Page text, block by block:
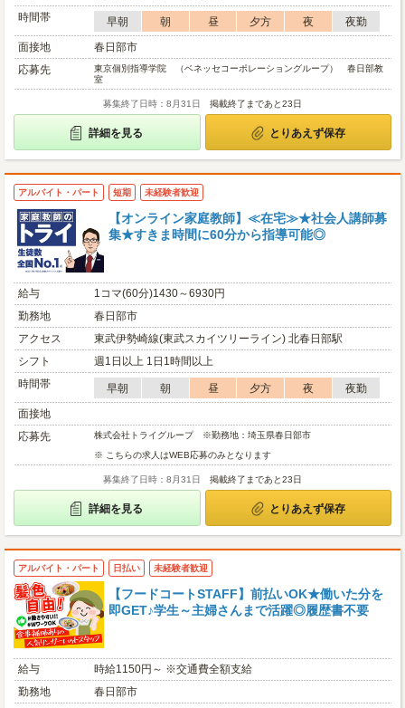
時間帯
早朝 朝 昼 夕方 夜
夜勤
面接地
春日部市
応募先
東京個別指導学院 （ベネッセコーポレーショングループ） 春日部教
室
募集終了日時：8月31日 掲載終了まであと23日
詳細を見る とりあえず保存
アルバイト・パート 短期 未経験者歓迎
【オンライン家庭教師】≪在宅≫★社会人講師募
集★すきま時間に60分から指導可能◎
給与
1コマ(60分)1430～6930円
勤務地
春日部市
アクセス
東武伊勢崎線(東武スカイツリーライン) 北春日部駅
シフト
週1日以上 1日1時間以上
時間帯
早朝 朝 昼 夕方 夜
夜勤
面接地
応募先
株式会社トライグループ ※勤務地：埼玉県春日部市
※ こちらの求人はWEB応募のみとなります
募集終了日時：8月31日 掲載終了まであと23日
詳細を見る とりあえず保存
アルバイト・パート 日払い 未経験者歓迎
【フードコートSTAFF】前払いOK★働いた分を
即GET♪学生～主婦さんまで活躍◎履歴書不要
給与
時給1150円～ ※交通費全額支給
勤務地
春日部市